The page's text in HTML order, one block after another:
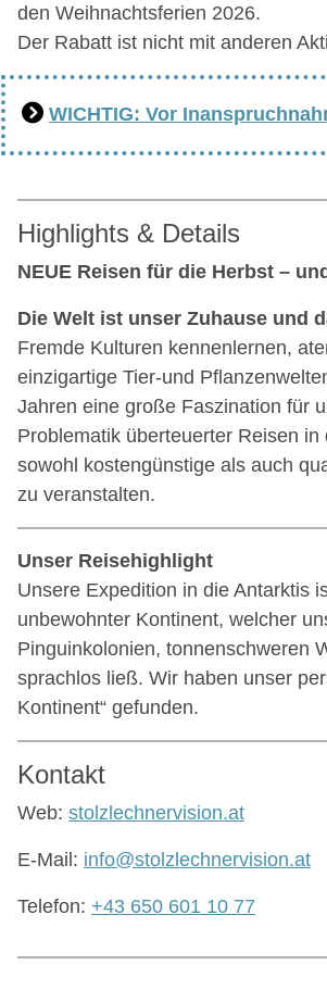
den Weihnachtsferien 2026.
Der Rabatt ist nicht mit anderen
WICHTIG: Vor
Highlights & Details
NEUE Reisen für die Herbst –
Die Welt ist unser Zuhause und
Fremde Kulturen kennenlernen,
einzigartige Tier-und
Jahren eine große Faszination für
Problematik überteuerter Reisen
sowohl kostengünstige als auch
zu veranstalten.
Unser Reisehighlight
Unsere Expedition in die Antarktis
unbewohnter Kontinent, welcher
Pinguinkolonien, tonnenschweren
sprachlos ließ. Wir haben unser
Kontinent“ gefunden.
Kontakt
Web: stolzlechnervision.at
E-Mail: info@stolzlechnervision.at
Telefon: +43 650 601 10 77